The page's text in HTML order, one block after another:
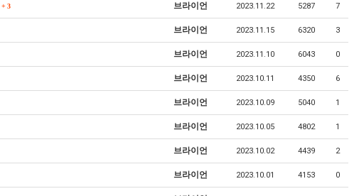
+ 3 브라이언 2023.11.22 5287 7
브라이언 2023.11.15 6320 3
브라이언 2023.11.10 6043 0
브라이언 2023.10.11 4350 6
브라이언 2023.10.09 5040 1
브라이언 2023.10.05 4802 1
브라이언 2023.10.02 4439 2
브라이언 2023.10.01 4153 0